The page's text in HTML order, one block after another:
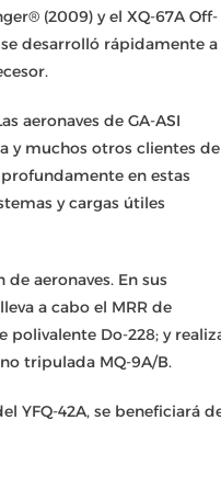
(2009) y el XQ-67A Off-
se desarrolló rápidamente a
aeronaves de GA-ASI
y muchos otros clientes de
en estas
y cargas útiles
aeronaves. En sus
a cabo el MRR de
polivalente Do-228; y
tripulada MQ-9A/B.
YFQ-42A, se beneficiará